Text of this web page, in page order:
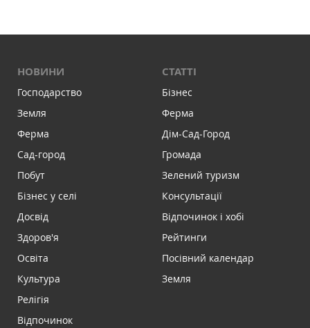
НОВИНИ
Господарство
Земля
Ферма
Сад-город
Побут
Бізнес у селі
Досвід
Здоров'я
Освіта
Культура
Релігія
Відпочинок
СТАТТІ
Бізнес
Ферма
Дім-Сад-Город
Громада
Зелений туризм
Консультації
Відпочинок і хобі
Рейтинги
Посівний календар
Земля